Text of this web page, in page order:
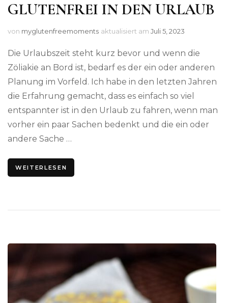
GLUTENFREI IN DEN URLAUB
von myglutenfreemoments aktualisiert am Juli 5, 2023
Die Urlaubszeit steht kurz bevor und wenn die
Zöliakie an Bord ist, bedarf es der ein oder anderen
Planung im Vorfeld. Ich habe in den letzten Jahren
die Erfahrung gemacht, dass es einfach so viel
entspannter ist in den Urlaub zu fahren, wenn man
vorher ein paar Sachen bedenkt und die ein oder
andere Sache …
WEITERLESEN